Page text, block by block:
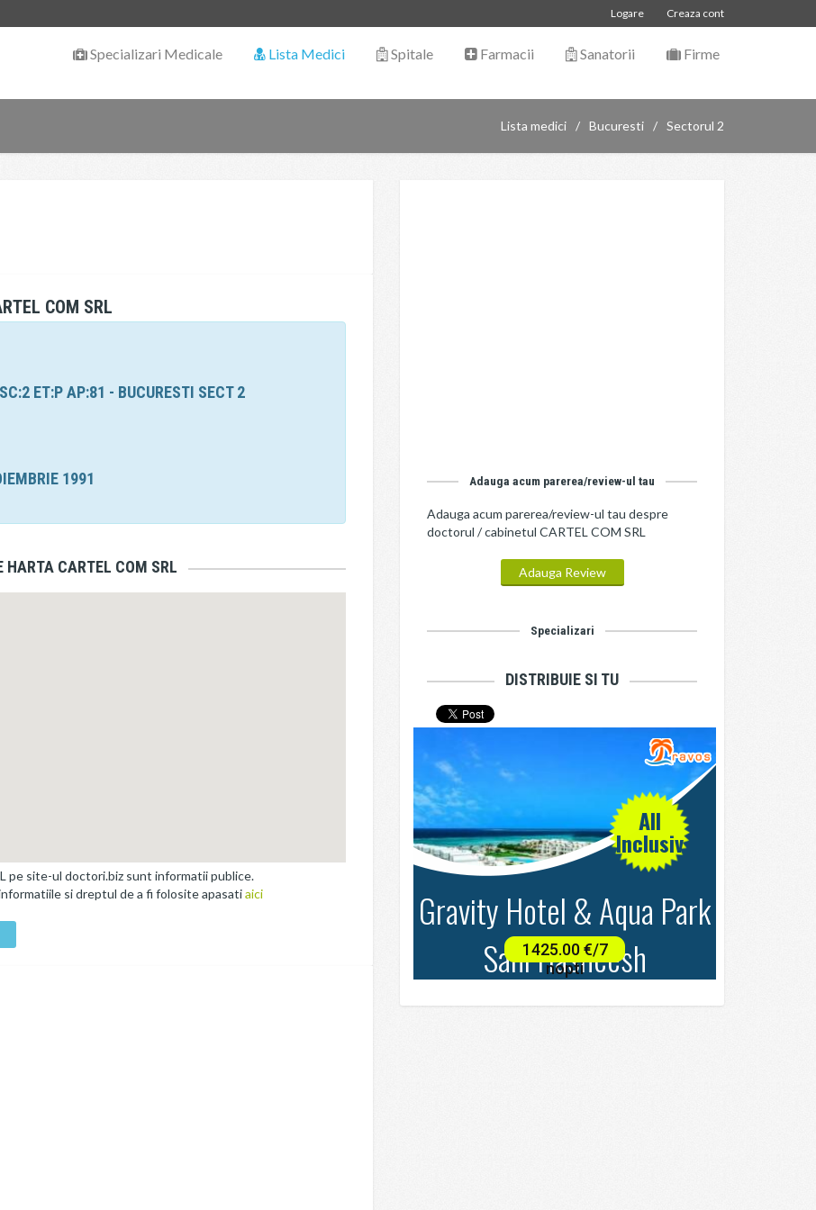
Creaza cont
Logare
Specializari Medicale Lista Medici Spitale Farmacii Sanatorii Firme
Lista medici Bucuresti Sectorul 2
COM SRL
ET:P AP:81 - BUCURESTI SECT 2
1991
HARTA CARTEL COM SRL
pe site-ul doctori.biz sunt informatii publice.
si dreptul de a fi folosite apasatiaici
Adauga acum parerea/review-ul tau
Adauga acum parerea/review-ul tau despre
doctorul / cabinetul CARTEL COM SRL
Adauga Review
Specializari
DISTRIBUIE SI TU